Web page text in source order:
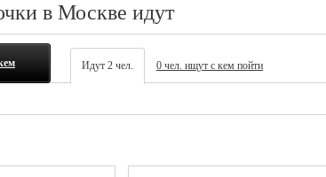
в Москве идут
Идут 2 чел.
0 чел. ищут с кем пойти